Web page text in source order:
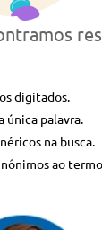
digitados.
única palavra.
na busca.
ao